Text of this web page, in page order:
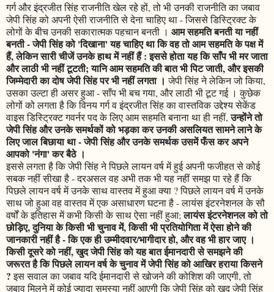
गर्ग और इंद्रजीत सिंह राजनीति खेल रहे हों, तो भी उनकी राजनीति का जबाव
जेपी सिंह को अपनी ऐसी राजनीति से देना चाहिए था - जिससे डिस्ट्रिक्ट के
लोगों के बीच उनकी सकारात्मक पहचान बनती । आम सहमति बनती या नहीं
बनती - जेपी सिंह को 'दिखाना' यह चाहिए था कि वह तो आम सहमति के पक्ष में
हैं, लेकिन सारी चीजें उनके हाथ में नहीं हैं : इससे होता यह कि साँप भी मर जाता
और लाठी भी नहीं टूटती; यानि आम सहमति की बात भी पिट जाती, और इसकी
जिम्मेदारी का दोष जेपी सिंह पर भी नहीं लगता । जेपी सिंह ने लेकिन जो किया,
उसका उल्टा ही असर हुआ - साँप भी बच गया, और लाठी भी टूट गई । कुछेक
लोगों को लगता है कि विनय गर्ग व इंद्रजीत सिंह का वास्तविक उद्देश्य सेकेंड
वाइस डिस्ट्रिक्ट गवर्नर पद के लिए आम सहमति बनाना था ही नहीं,उन्होंने तो
जेपी सिंह और उनके समर्थकों को भड़का कर उनकी असलियत सामने लाने के
लिए जाल बिछाया था - जेपी सिंह और उनके समर्थक उसमें फँस कर अपने
आपको 'नंगा' कर बैठे ।
इससे लगता है कि जेपी सिंह ने पिछले लायन वर्ष में हुई अपनी फजीहत से कोई
सबक नहीं सीखा है - दरअसल वह अभी तक भी यह नहीं समझ पा रहे हैं कि
पिछले लायन वर्ष में उनके साथ वास्तव में हुआ क्या ? पिछले लायन वर्ष में उनके
साथ जो हुआ वह वास्तव में एक असाधारण घटना है - लायंस इंटरनेशनल के सौ
वर्षों के इतिहास में कभी किसी के साथ ऐसा नहीं हुआ;लायंस इंटरनेशनल को तो
छोड़िए, दुनिया के किसी भी चुनाव में, किसी भी प्रतियोगिता में ऐसा होने की
जानकारी नहीं है - कि एक ही उम्मीदवार/भागीदार हो, और वह भी हार जाए ।
किसी दूसरे को नहीं, खुद जेपी सिंह को यह बात ईमानदारी से समझने की
जरूरत है कि पिछले लायन वर्ष के चुनाव में जेपी सिंह को आखिर हराया किसने
?इस सवाल का जबाव यदि ईमानदारी से खोजने की कोशिश की जाएगी, तो
जबाव मिलने में कोई ज्यादा समस्या नहीं आएगी कि जेपी सिंह को खुद जेपी सिंह